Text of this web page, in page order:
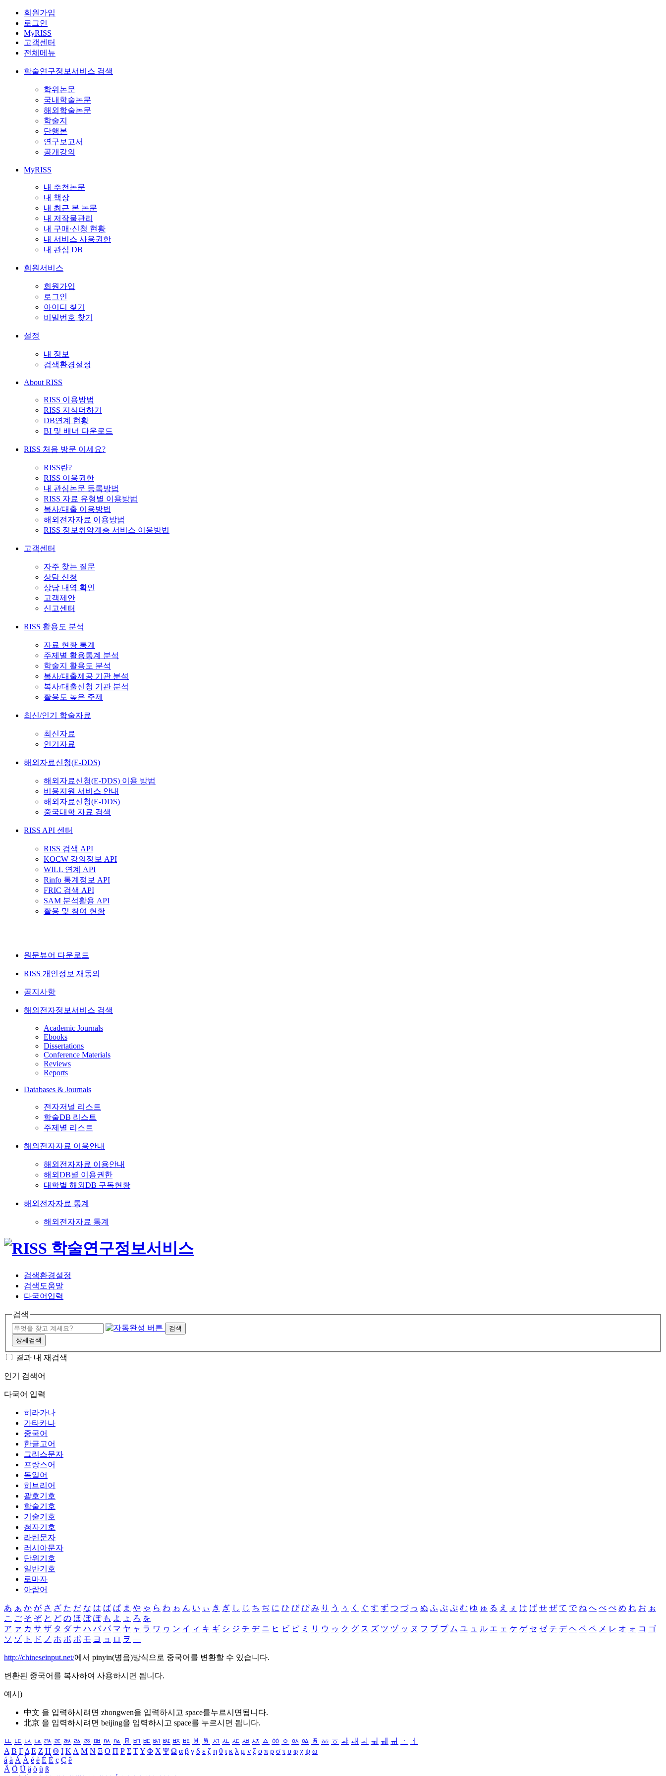
회원가입
로그인
MyRISS
고객센터
전체메뉴
학술연구정보서비스 검색
학위논문
국내학술논문
해외학술논문
학술지
단행본
연구보고서
공개강의
MyRISS
내 추천논문
내 책장
내 최근 본 논문
내 저작물관리
내 구매·신청 현황
내 서비스 사용권한
내 관심 DB
회원서비스
회원가입
로그인
아이디 찾기
비밀번호 찾기
설정
내 정보
검색환경설정
About RISS
RISS 이용방법
RISS 지식더하기
DB연계 현황
BI 및 배너 다운로드
RISS 처음 방문 이세요?
RISS란?
RISS 이용권한
내 관심논문 등록방법
RISS 자료 유형별 이용방법
복사/대출 이용방법
해외전자자료 이용방법
RISS 정보취약계층 서비스 이용방법
고객센터
자주 찾는 질문
상담 신청
상담 내역 확인
고객제안
신고센터
RISS 활용도 분석
자료 현황 통계
주제별 활용통계 분석
학술지 활용도 분석
복사/대출제공 기관 분석
복사/대출신청 기관 분석
활용도 높은 주제
최신/인기 학술자료
최신자료
인기자료
해외자료신청(E-DDS)
해외자료신청(E-DDS) 이용 방법
비용지원 서비스 안내
해외자료신청(E-DDS)
중국대학 자료 검색
RISS API 센터
RISS 검색 API
KOCW 강의정보 API
WILL 연계 API
Rinfo 통계정보 API
FRIC 검색 API
SAM 분석활용 API
활용 및 참여 현황
원문뷰어 다운로드
RISS 개인정보 재동의
공지사항
해외전자정보서비스 검색
Academic Journals
Ebooks
Dissertations
Conference Materials
Reviews
Reports
Databases & Journals
전자저널 리스트
학술DB 리스트
주제별 리스트
해외전자자료 이용안내
해외전자자료 이용안내
해외DB별 이용권한
대학별 해외DB 구독현황
해외전자자료 통계
해외전자자료 통계
검색환경설정
검색도움말
다국어입력
검색
검색
상세검색
결과 내 재검색
인기 검색어
다국어 입력
히라가나
가타카나
중국어
한글고어
그리스문자
프랑스어
독일어
히브리어
괄호기호
학술기호
기술기호
첨자기호
라틴문자
러시아문자
단위기호
일반기호
로마자
아랍어
あ ぁ か が さ ざ た だ な は ば ぱ ま や ゃ ら わ ゎ ん い ぃ き ぎ し じ ち ぢ に ひ び ぴ み り う ぅ く ぐ す ず つ づ っ ぬ ふ ぶ ぷ む ゆ ゅ る え ぇ け げ せ ぜ て で ね へ べ ぺ め れ お ぉ
こ ご そ ぞ と ど の ほ ぼ ぽ も よ ょ ろ を
ア ァ カ サ ザ タ ダ ナ ハ バ パ マ ヤ ャ ラ ワ ヮ ン イ ィ キ ギ シ ジ チ ヂ ニ ヒ ビ ピ ミ リ ウ ゥ ク グ ス ズ ツ ヅ ッ ヌ フ ブ プ ム ユ ュ ル エ ェ ケ ゲ セ ゼ テ デ ヘ ベ ペ メ レ オ ォ コ ゴ
ソ ゾ ト ド ノ ホ ボ ポ モ ヨ ョ ロ ヲ ―
http://chineseinput.net/에서 pinyin(병음)방식으로 중국어를 변환할 수 있습니다.
변환된 중국어를 복사하여 사용하시면 됩니다.
예시)
中文 을 입력하시려면 zhongwen을 입력하시고 space를누르시면됩니다.
北京 을 입력하시려면 beijing을 입력하시고 space를 누르시면 됩니다.
ㅥ ㅦ ㅧ ㅨ ㅩ ㅪ ㅫ ㅬ ㅭ ㅮ ㅯ ㅰ ㅱ ㅲ ㅳ ㅴ ㅵ ㅶ ㅷ ㅸ ㅹ ㅺ ㅻ ㅼ ㅽ ㅾ ㅿ ㆀ ㆁ ㆂ ㆃ ㆄ ㆅ ㆆ ㆇ ㆈ ㆉ ㆊ ㆋ ㆌ ㆍ
ㆎ
Α Β ΓΔ Ε Ζ Η Θ Ι ΚΛ Μ Ν Ξ Ο Π Ρ Σ ΤΥ Φ Χ Ψ Ω α β γ δ ε ζ η θ ι κ λ μ ν ξ ο π ρ σ τ υ φ χ ψ ω
á à Á À é è É È ç Ç ê
Ä Ö Ü ä ö ü ß